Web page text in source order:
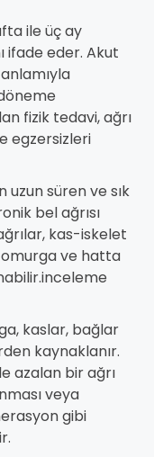
ile üç ay
ifade eder. Akut
fizik tedavi, ağrı
egzersizleri
uzun süren ve sık
bel ağrısı
kas-iskelet
omurga ve hatta
kaslar, bağlar
kaynaklanır.
azalan bir ağrı
veya
gibi